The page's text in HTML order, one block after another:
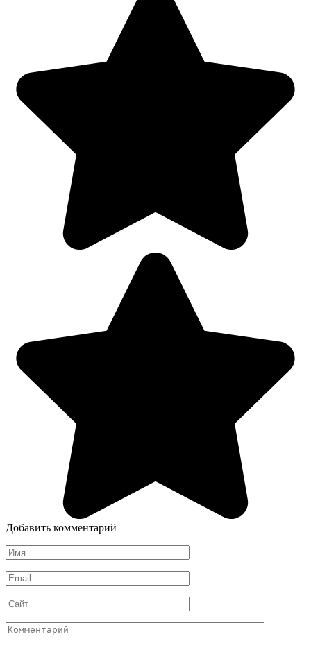
Добавить комментарий
Имя
*
Email
*
Сайт
Комментарий